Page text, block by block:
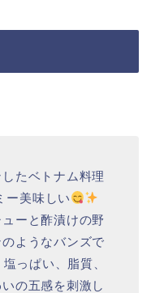
たベトナム料理
ー美味しい
ーと酢漬けの野
ようなバンズで
っぱい、脂質、
の五感を刺激し